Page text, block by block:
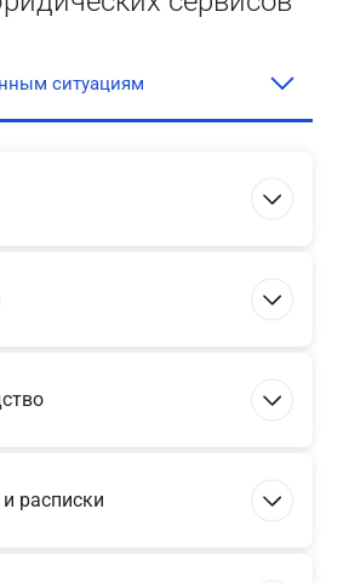
ситуациям
расписки